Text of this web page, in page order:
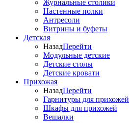
Журнальные столики
Настенные полки
Антресоли
Витрины и буфеты
Детская
НазадПерейти
Модульные детские
Детские столы
Детские кровати
Прихожая
НазадПерейти
Гарнитуры для прихожей
Шкафы для прихожей
Вешалки